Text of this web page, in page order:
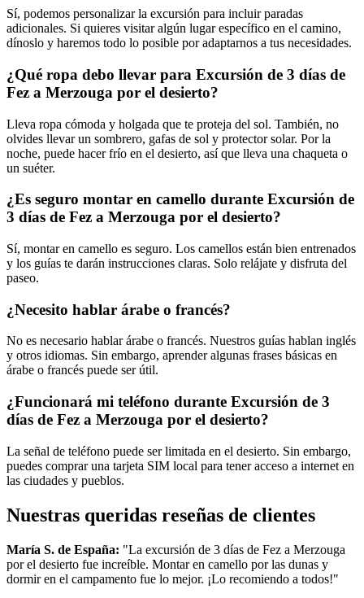
Sí, podemos personalizar la excursión para incluir paradas
adicionales. Si quieres visitar algún lugar específico en el camino,
dínoslo y haremos todo lo posible por adaptarnos a tus necesidades.
¿Qué ropa debo llevar para Excursión de 3 días de
Fez a Merzouga por el desierto?
Lleva ropa cómoda y holgada que te proteja del sol. También, no
olvides llevar un sombrero, gafas de sol y protector solar. Por la
noche, puede hacer frío en el desierto, así que lleva una chaqueta o
un suéter.
¿Es seguro montar en camello durante Excursión de
3 días de Fez a Merzouga por el desierto?
Sí, montar en camello es seguro. Los camellos están bien entrenados
y los guías te darán instrucciones claras. Solo relájate y disfruta del
paseo.
¿Necesito hablar árabe o francés?
No es necesario hablar árabe o francés. Nuestros guías hablan inglés
y otros idiomas. Sin embargo, aprender algunas frases básicas en
árabe o francés puede ser útil.
¿Funcionará mi teléfono durante Excursión de 3
días de Fez a Merzouga por el desierto?
La señal de teléfono puede ser limitada en el desierto. Sin embargo,
puedes comprar una tarjeta SIM local para tener acceso a internet en
las ciudades y pueblos.
Nuestras queridas reseñas de clientes
María S. de España: "La excursión de 3 días de Fez a Merzouga
por el desierto fue increíble. Montar en camello por las dunas y
dormir en el campamento fue lo mejor. ¡Lo recomiendo a todos!"